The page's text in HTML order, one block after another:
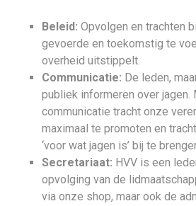
Beleid: Opvolgen en trachten
gevoerde en toekomstig te
overheid uitstippelt.
Communicatie: De leden,
publiek informeren over jagen.
communicatie tracht onze
maximaal te promoten en
‘voor wat jagen is’ bij te
Secretariaat: HVV is een
opvolging van de
via onze shop, maar ook de